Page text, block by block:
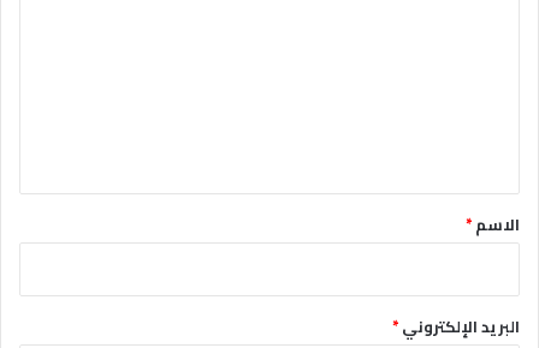
*الاسم*
البريد الإلكتروني*